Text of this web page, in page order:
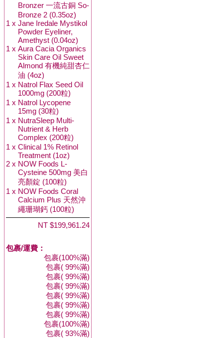
Bronzer 一流古銅 So-
Bronze 2 (0.35oz)
1 x Jane Iredale Mystikol
Powder Eyeliner,
Amethyst (0.04oz)
1 x Aura Cacia Organics
Skin Care Oil Sweet
Almond 有機純甜杏仁
油 (4oz)
1 x Natrol Flax Seed Oil
1000mg (200粒)
1 x Natrol Lycopene
15mg (30粒)
1 x NutraSleep Multi-
Nutrient & Herb
Complex (200粒)
1 x Clinical 1% Retinol
Treatment (1oz)
2 x NOW Foods L-
Cysteine 500mg 美白
亮顏錠 (100粒)
1 x NOW Foods Coral
Calcium Plus 天然沖
繩珊瑚鈣 (100粒)
NT $199,961.24
包裹/運費：
包裹(100%滿)
包裹( 99%滿)
包裹( 99%滿)
包裹( 99%滿)
包裹( 99%滿)
包裹( 99%滿)
包裹( 99%滿)
包裹(100%滿)
包裹( 93%滿)